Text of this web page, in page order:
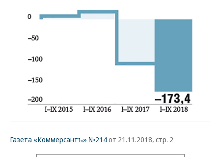
Газета «Коммерсантъ» №214от 21.11.2018, стр. 2